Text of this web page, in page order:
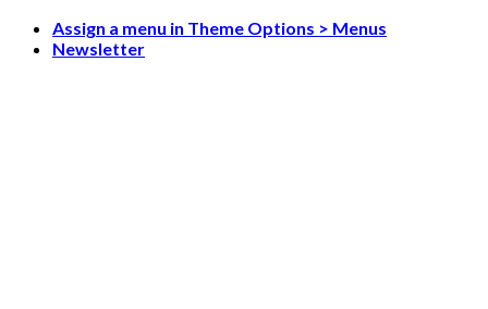
Skip
Assign a menu in Theme Options > Menus
Newsletter